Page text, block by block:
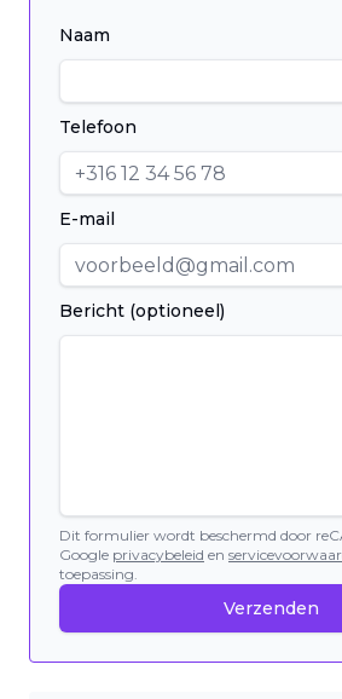
Naam
Telefoon
E-mail
Bericht (optioneel)
Dit formulier wordt beschermd door
Google privacybeleid en
toepassing.
Verzenden